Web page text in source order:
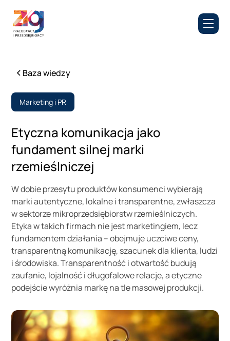
Baza wiedzy
Marketing i PR
Etyczna komunikacja jako
fundament silnej marki
rzemieślniczej
W dobie przesytu produktów konsumenci wybierają
marki autentyczne, lokalne i transparentne, zwłaszcza
w sektorze mikroprzedsiębiorstw rzemieślniczych.
Etyka w takich firmach nie jest marketingiem, lecz
fundamentem działania – obejmuje uczciwe ceny,
transparentną komunikację, szacunek dla klienta, ludzi
i środowiska. Transparentność i otwartość budują
zaufanie, lojalność i długofalowe relacje, a etyczne
podejście wyróżnia markę na tle masowej produkcji.